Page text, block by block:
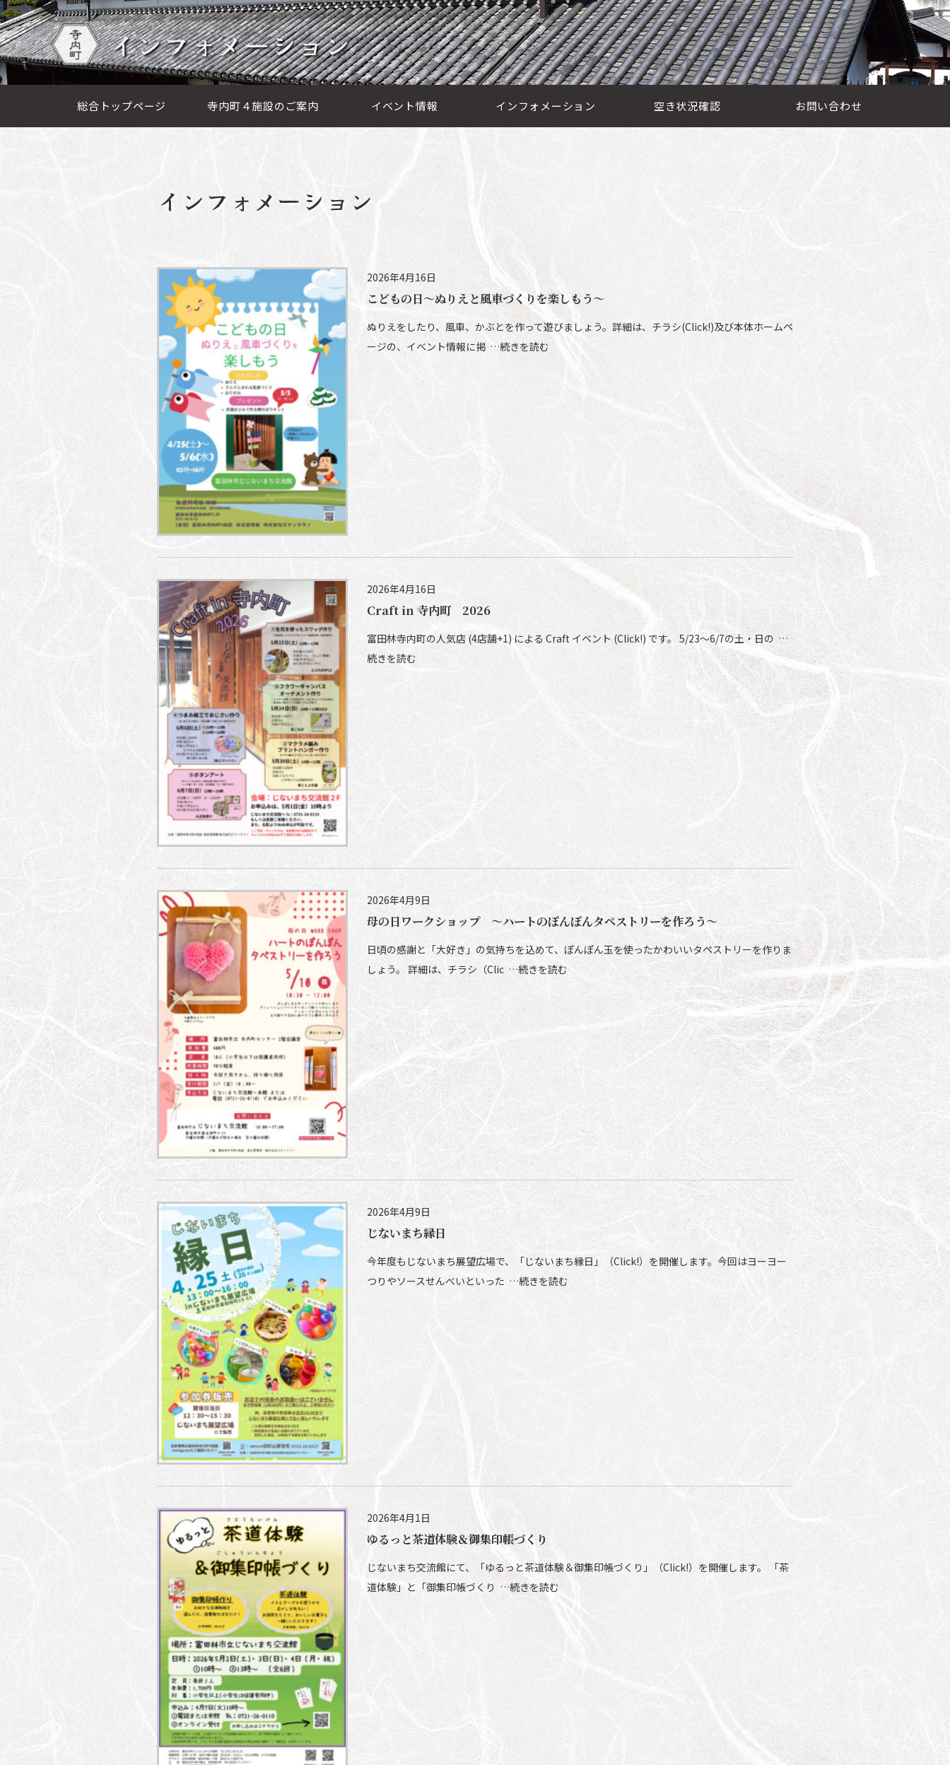
インフォメーション
総合トップページ 寺内町４施設のご案内 イベント情報 インフォメーション 空き状況確認 お問い合わせ
インフォメーション
2026年4月16日
こどもの日～ぬりえと風車づくりを楽しもう～
ぬりえをしたり、風車、かぶとを作って遊びましょう。詳細は、チラシ(Click!)及び本体ホームペ
ージの、イベント情報に掲 …続きを読む
2026年4月16日
Craft in 寺内町 2026
富田林寺内町の人気店 (4店舗+1) による Craft イベント (Click!) です。 5/23～6/7の土・日の …
続きを読む
2026年4月9日
母の日ワークショップ ～ハートのぽんぽんタペストリーを作ろう～
日頃の感謝と「大好き」の気持ちを込めて、ぽんぽん玉を使ったかわいいタペストリーを作りま
しょう。 詳細は、チラシ（Clic …続きを読む
2026年4月9日
じないまち縁日
今年度もじないまち展望広場で、「じないまち縁日」（Click!）を開催します。今回はヨーヨー
つりやソースせんべいといった …続きを読む
2026年4月1日
ゆるっと茶道体験＆御集印帳づくり
じないまち交流館にて、「ゆるっと茶道体験＆御集印帳づくり」（Click!）を開催します。 「茶
道体験」と「御集印帳づくり …続きを読む